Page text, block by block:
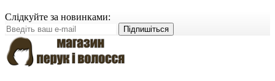
Слідкуйте за новинками:
Підпишіться